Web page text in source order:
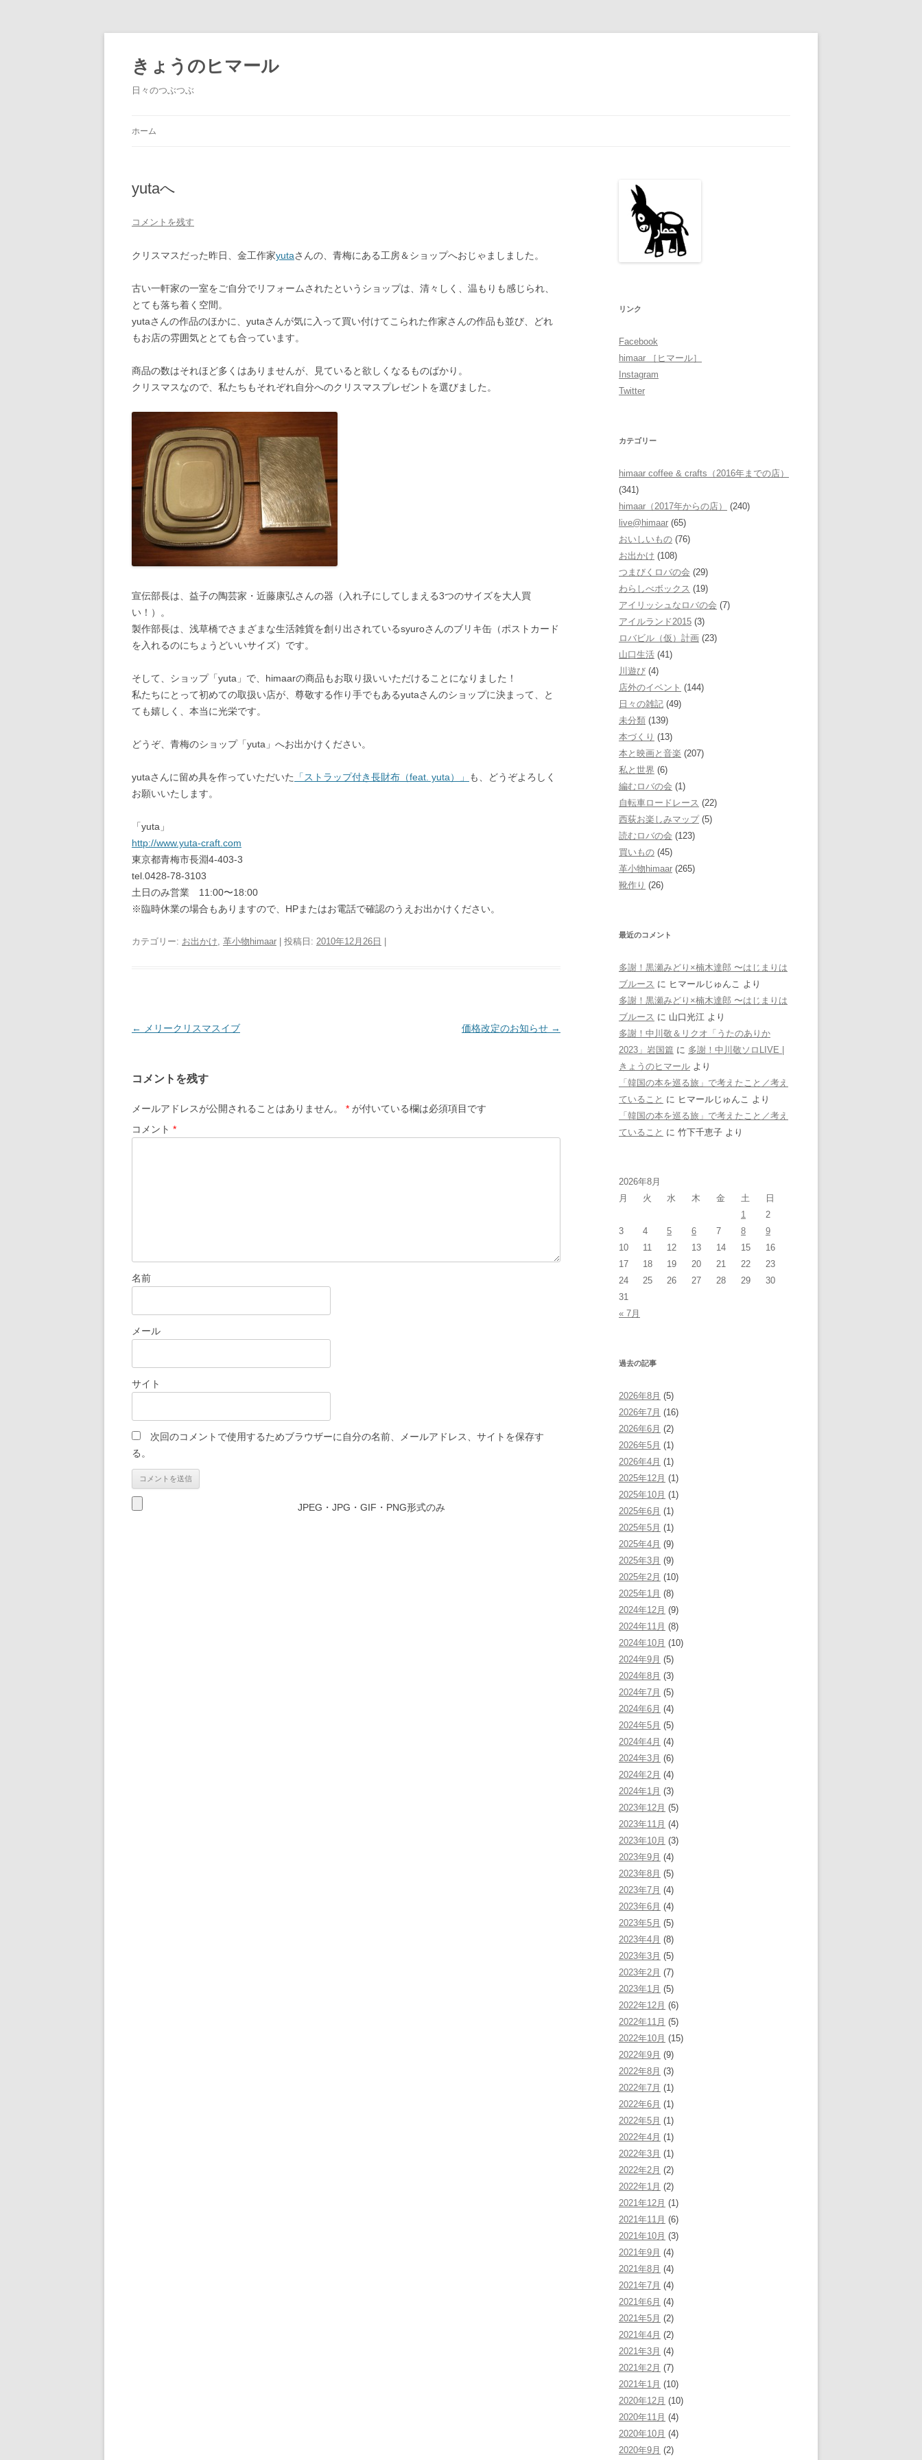
きょうのヒマール
日々のつぶつぶ
ホーム
yutaへ
コメントを残す
クリスマスだった昨日、金工作家yutaさんの、青梅にある工房＆ショップへおじゃましました。
古い一軒家の一室をご自分でリフォームされたというショップは、清々しく、温もりも感じられ、
とても落ち着く空間。
yutaさんの作品のほかに、yutaさんが気に入って買い付けてこられた作家さんの作品も並び、どれ
もお店の雰囲気ととても合っています。
商品の数はそれほど多くはありませんが、見ていると欲しくなるものばかり。
クリスマスなので、私たちもそれぞれ自分へのクリスマスプレゼントを選びました。
宣伝部長は、益子の陶芸家・近藤康弘さんの器（入れ子にしてしまえる3つのサイズを大人買
い！）。
製作部長は、浅草橋でさまざまな生活雑貨を創り出されているsyuroさんのブリキ缶（ポストカード
を入れるのにちょうどいいサイズ）です。
そして、ショップ「yuta」で、himaarの商品もお取り扱いいただけることになりました！
私たちにとって初めての取扱い店が、尊敬する作り手でもあるyutaさんのショップに決まって、と
ても嬉しく、本当に光栄です。
どうぞ、青梅のショップ「yuta」へお出かけください。
yutaさんに留め具を作っていただいた 「ストラップ付き長財布（feat. yuta）」
も、どうぞよろしく
お願いいたします。
「yuta」
http://www.yuta-craft.com
東京都青梅市長淵4-403-3
tel.0428-78-3103
土日のみ営業 11:00〜18:00
※臨時休業の場合もありますので、HPまたはお電話で確認のうえお出かけください。
カテゴリー: お出かけ, 革小物himaar | 投稿日: 2010年12月26日
投
ビ
ゲ
ー
← メリークリスマスイブ 価格改定のお知らせ →
コメントを残す
メールアドレスが公開されることはありません。 * が付いている欄は必須項目です
コメント *
名前
メール
サイト
次回のコメントで使用するためブラウザーに自分の名前、メールアドレス、サイトを保存す
る。
JPEG・JPG・GIF・PNG形式のみ
リンク
Facebook
himaar ［ヒマール］
Instagram
Twitter
カテゴリー
himaar coffee & crafts（2016年までの店）
(341)
himaar（2017年からの店）
(240)
live@himaar (65)
おいしいもの (76)
お出かけ (108)
つまびくロバの会 (29)
わらしべボックス (19)
アイリッシュなロバの会 (7)
アイルランド2015 (3)
ロバビル（仮）計画 (23)
山口生活 (41)
川遊び (4)
店外のイベント (144)
日々の雑記 (49)
未分類 (139)
本づくり (13)
本と映画と音楽 (207)
私と世界 (6)
編むロバの会 (1)
自転車ロードレース (22)
西荻お楽しみマップ(5)
読むロバの会 (123)
買いもの (45)
革小物himaar (265)
靴作り (26)
最近のコメント
多謝！黒瀬みどり×楠木達郎 〜はじまりは
ブルース に ヒマールじゅんこ より
多謝！黒瀬みどり×楠木達郎 〜はじまりは
ブルース に 山口光江 より
多謝！中川敬＆リクオ「うたのありか
2023」岩国篇 に 多謝！中川敬ソロLIVE |
きょうのヒマール より
「韓国の本を巡る旅」で考えたこと／考え
ていること に ヒマールじゅんこ より
「韓国の本を巡る旅」で考えたこと／考え
ていること に 竹下千恵子 より
2026年8月
月
火 水 木 金 土
日
1
2
3
4 5 6 7 8
9
10
11 12 13 14 15
16
17
18 19 20 21 22
23
24
25 26 27 28 29
30
31
« 7月
過去の記事
2026年8月 (5)
2026年7月 (16)
2026年6月 (2)
2026年5月 (1)
2026年4月 (1)
2025年12月 (1)
2025年10月 (1)
2025年6月 (1)
2025年5月 (1)
2025年4月 (9)
2025年3月 (9)
2025年2月 (10)
2025年1月 (8)
2024年12月 (9)
2024年11月 (8)
2024年10月 (10)
2024年9月 (5)
2024年8月 (3)
2024年7月 (5)
2024年6月 (4)
2024年5月 (5)
2024年4月 (4)
2024年3月 (6)
2024年2月 (4)
2024年1月 (3)
2023年12月 (5)
2023年11月 (4)
2023年10月 (3)
2023年9月 (4)
2023年8月 (5)
2023年7月 (4)
2023年6月 (4)
2023年5月 (5)
2023年4月 (8)
2023年3月 (5)
2023年2月 (7)
2023年1月 (5)
2022年12月 (6)
2022年11月 (5)
2022年10月 (15)
2022年9月 (9)
2022年8月 (3)
2022年7月 (1)
2022年6月 (1)
2022年5月 (1)
2022年4月 (1)
2022年3月 (1)
2022年2月 (2)
2022年1月 (2)
2021年12月 (1)
2021年11月 (6)
2021年10月 (3)
2021年9月 (4)
2021年8月 (4)
2021年7月 (4)
2021年6月 (4)
2021年5月 (2)
2021年4月 (2)
2021年3月 (4)
2021年2月 (7)
2021年1月 (10)
2020年12月 (10)
2020年11月 (4)
2020年10月 (4)
2020年9月 (2)